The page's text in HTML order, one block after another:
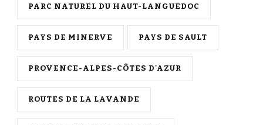
PARC NATUREL DU HAUT-LANGUEDOC
PAYS DE MINERVE PAYS DE SAULT
PROVENCE-ALPES-CÔTES D'AZUR
ROUTES DE LA LAVANDE